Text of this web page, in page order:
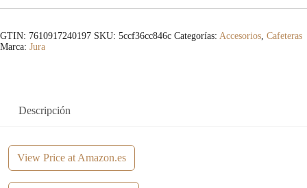
GTIN: 7610917240197 SKU: 5ccf36cc846c Categorías: Accesorios, Cafeteras
Marca: Jura
Descripción
View Price at Amazon.es